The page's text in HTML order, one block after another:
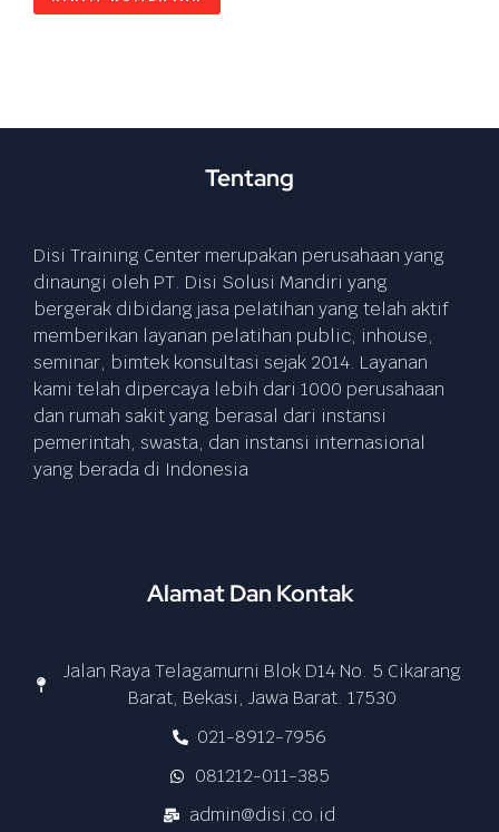
Tentang
Disi Training Center merupakan perusahaan yang
dinaungi oleh PT. Disi Solusi Mandiri yang
bergerak dibidang jasa pelatihan yang telah aktif
memberikan layanan pelatihan public, inhouse,
seminar, bimtek konsultasi sejak 2014. Layanan
kami telah dipercaya lebih dari 1000 perusahaan
dan rumah sakit yang berasal dari instansi
pemerintah, swasta, dan instansi internasional
yang berada di Indonesia
Alamat Dan Kontak
Jalan Raya Telagamurni Blok D14 No. 5 Cikarang
Barat, Bekasi, Jawa Barat. 17530
021-8912-7956
081212-011-385
admin@disi.co.id